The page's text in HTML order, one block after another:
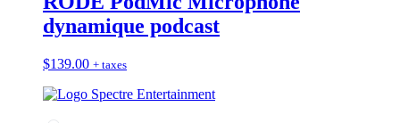
dynamique podcast
$139.00 + taxes